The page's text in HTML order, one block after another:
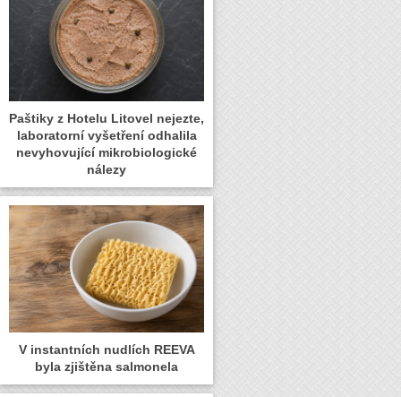
Paštiky z Hotelu Litovel nejezte,
laboratorní vyšetření odhalila
nevyhovující mikrobiologické
nálezy
V instantních nudlích REEVA
byla zjištěna salmonela